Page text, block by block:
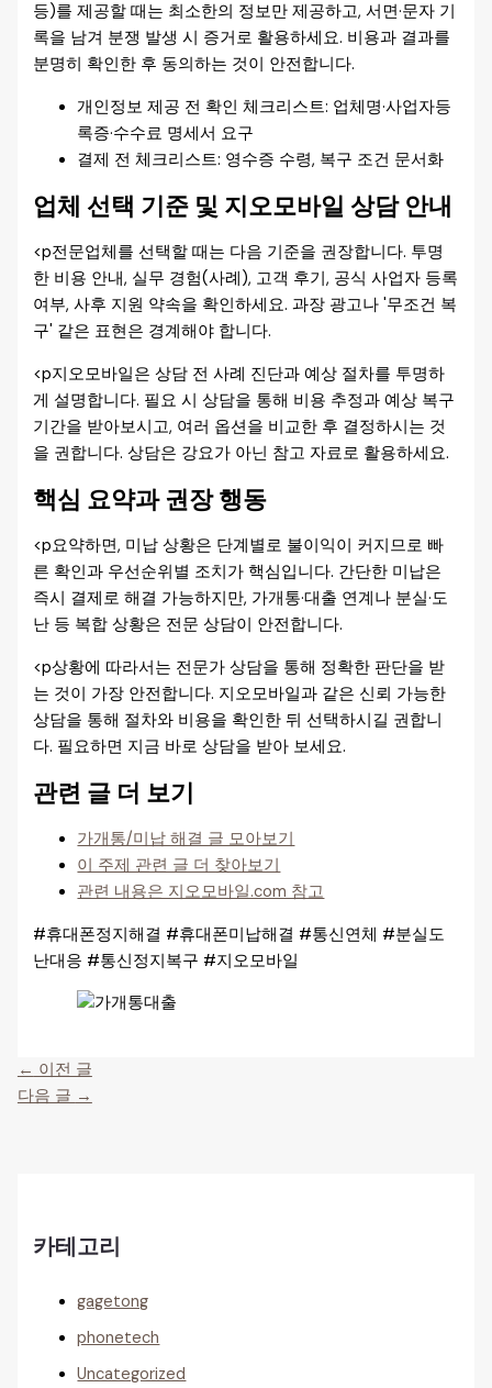
등)를 제공할 때는 최소한의 정보만 제공하고, 서면·문자 기
록을 남겨 분쟁 발생 시 증거로 활용하세요. 비용과 결과를
분명히 확인한 후 동의하는 것이 안전합니다.
개인정보 제공 전 확인 체크리스트: 업체명·사업자등
록증·수수료 명세서 요구
결제 전 체크리스트: 영수증 수령, 복구 조건 문서화
업체 선택 기준 및 지오모바일 상담 안내
<p전문업체를 선택할 때는 다음 기준을 권장합니다. 투명
한 비용 안내, 실무 경험(사례), 고객 후기, 공식 사업자 등록
여부, 사후 지원 약속을 확인하세요. 과장 광고나 '무조건 복
구' 같은 표현은 경계해야 합니다.
<p지오모바일은 상담 전 사례 진단과 예상 절차를 투명하
게 설명합니다. 필요 시 상담을 통해 비용 추정과 예상 복구
기간을 받아보시고, 여러 옵션을 비교한 후 결정하시는 것
을 권합니다. 상담은 강요가 아닌 참고 자료로 활용하세요.
핵심 요약과 권장 행동
<p요약하면, 미납 상황은 단계별로 불이익이 커지므로 빠
른 확인과 우선순위별 조치가 핵심입니다. 간단한 미납은
즉시 결제로 해결 가능하지만, 가개통·대출 연계나 분실·도
난 등 복합 상황은 전문 상담이 안전합니다.
<p상황에 따라서는 전문가 상담을 통해 정확한 판단을 받
는 것이 가장 안전합니다. 지오모바일과 같은 신뢰 가능한
상담을 통해 절차와 비용을 확인한 뒤 선택하시길 권합니
다. 필요하면 지금 바로 상담을 받아 보세요.
관련 글 더 보기
가개통/미납 해결 글 모아보기
이 주제 관련 글 더 찾아보기
관련 내용은 지오모바일.com 참고
#휴대폰정지해결 #휴대폰미납해결 #통신연체 #분실도
난대응 #통신정지복구 #지오모바일
← 이전 글
다음 글 →
카테고리
gagetong
phonetech
Uncategorized